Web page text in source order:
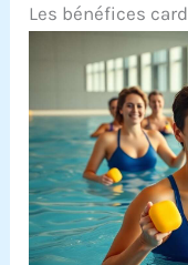
Les bénéfices